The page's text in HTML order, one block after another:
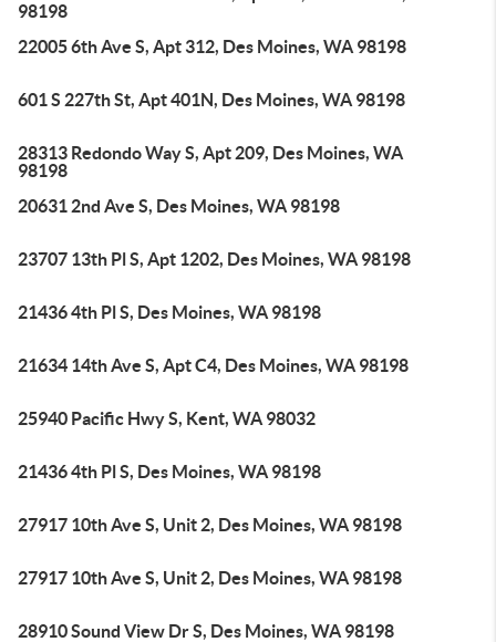
98198
22005 6th Ave S, Apt 312, Des Moines, WA 98198
601 S 227th St, Apt 401N, Des Moines, WA 98198
28313 Redondo Way S, Apt 209, Des Moines, WA
98198
20631 2nd Ave S, Des Moines, WA 98198
23707 13th Pl S, Apt 1202, Des Moines, WA 98198
21436 4th Pl S, Des Moines, WA 98198
21634 14th Ave S, Apt C4, Des Moines, WA 98198
25940 Pacific Hwy S, Kent, WA 98032
21436 4th Pl S, Des Moines, WA 98198
27917 10th Ave S, Unit 2, Des Moines, WA 98198
27917 10th Ave S, Unit 2, Des Moines, WA 98198
28910 Sound View Dr S, Des Moines, WA 98198